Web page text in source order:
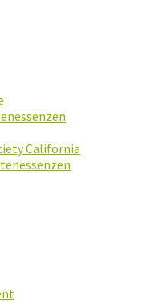
California